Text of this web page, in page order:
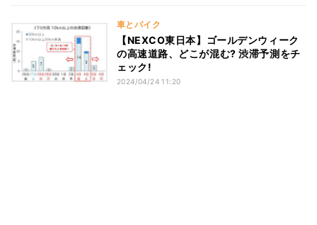
車とバイク
【NEXCO東日本】ゴールデンウィーク
の高速道路、どこが混む? 渋滞予測をチ
ェック!
2024/04/24 11:20